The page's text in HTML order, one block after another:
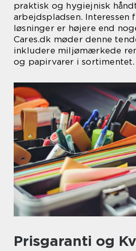
praktisk og hygiejnisk
arbejdspladsen. Interessen
løsninger er højere end
Cares.dk møder denne
inkludere miljømærkede
og papirvarer i sortimentet.
Prisgaranti og